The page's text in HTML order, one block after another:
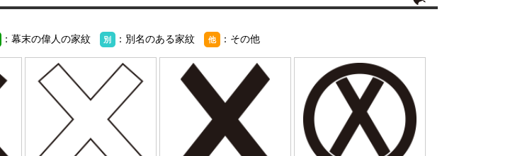
：幕末の偉人の家紋 別 ：別名のある家紋 他 ：その他